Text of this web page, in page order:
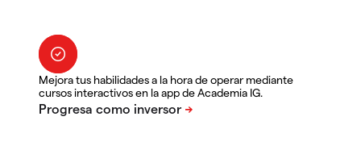
Mejora tus habilidades a la hora de operar mediante
cursos interactivos en la app de Academia IG.